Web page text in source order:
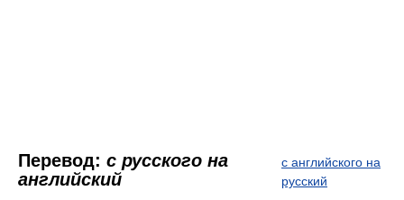
Перевод: с русского на
английский
с английского на
русский